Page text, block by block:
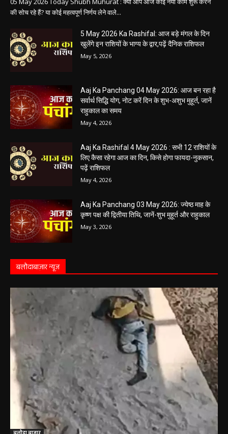
हेमंत वैष्णव 9131614309 - May 5, 2026
की सोच रहे हैं? या कोई महत्वपूर्ण निर्णय लेने वाले...
5 May 2026 Ka Rashifal: आज बड़े मंगल के दिन
Aaj Ka Panchang 04 May 2026: आज बन रहा है
सर्वार्थ सिद्धि योग, नोट करें दिन के शुभ-अशुभ मुहूर्त, जानें
May 4, 2026
Aaj Ka Rashifal 4 May 2026 : सभी 12 राशियों के
लिए कैसा रहेगा आज का दिन, किसे होगा फायदा-नुकसान,
May 4, 2026
Aaj Ka Panchang 03 May 2026: ज्येष्ठ माह के
बलौदाबाज़ार न्यूज़